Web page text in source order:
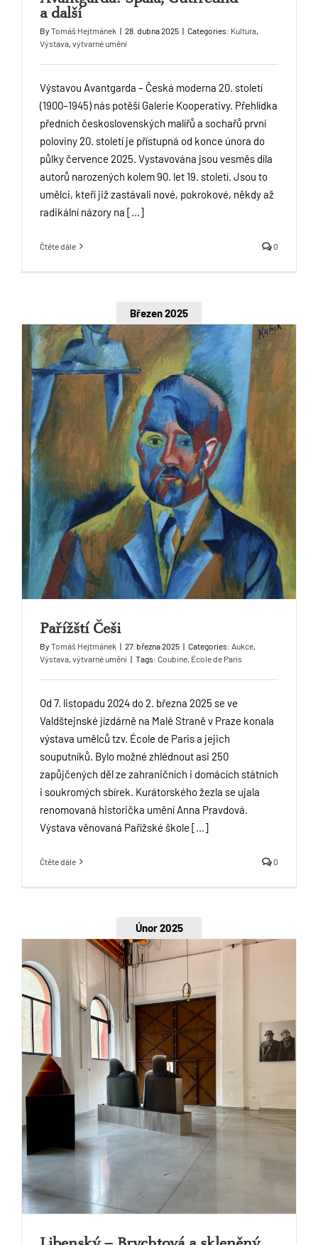
a další
By Tomáš Hejtmánek | 28. dubna 2025 | Categories: Kultura,
Výstava, výtvarné umění
Výstavou Avantgarda – Česká moderna 20. století
(1900–1945) nás potěší Galerie Kooperativy. Přehlídka
předních československých malířů a sochařů první
poloviny 20. století je přístupná od konce února do
půlky července 2025. Vystavována jsou vesměs díla
autorů narozených kolem 90. let 19. století. Jsou to
umělci, kteří již zastávali nové, pokrokové, někdy až
radikální názory na [...]
Čtěte dále 0
Březen 2025
Pařížští Češi
By Tomáš Hejtmánek | 27. března 2025 | Categories: Aukce,
Výstava, výtvarné umění | Tags: Coubine, École de Paris
Od 7. listopadu 2024 do 2. března 2025 se ve
Valdštejnské jízdárně na Malé Straně v Praze konala
výstava umělců tzv. École de Paris a jejich
souputníků. Bylo možné zhlédnout asi 250
zapůjčených děl ze zahraničních i domácích státních
i soukromých sbírek. Kurátorského žezla se ujala
renomovaná historička umění Anna Pravdová.
Výstava věnovaná Pařížské škole [...]
Čtěte dále 0
Únor 2025